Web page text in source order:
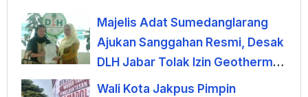
Majelis Adat Sumedanglarang
Ajukan Sanggahan Resmi, Desak
DLH Jabar Tolak Izin Geothermal
Gunung Tampomas
Wali Kota Jakpus Pimpin